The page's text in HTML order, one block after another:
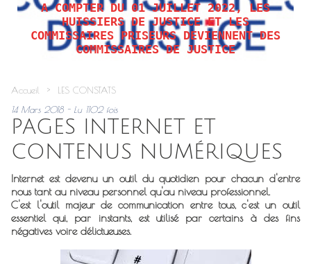
A COMPTER DU 01 JUILLET 2022, LES
HUISSIERS DE JUSTICE ET LES
COMMISSAIRES PRISEURS DEVIENNENT DES
COMMISSAIRES DE JUSTICE
Accueil >
LES CONSTATS
14 Mars 2018 - Lu 1102 fois
PAGES INTERNET ET
CONTENUS NUMÉRIQUES
Internet est devenu un outil du quotidien pour chacun d'entre
nous tant au niveau personnel qu'au niveau professionnel.
C'est l'outil majeur de communication entre tous, c'est un outil
essentiel qui, par instants, est utilisé par certains à des fins
négatives voire délictueuses.